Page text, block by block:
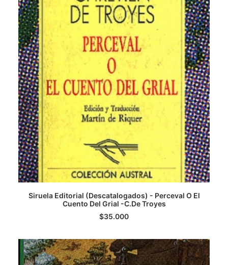
AGREGAR AL CARRITO
Siruela Editorial (Descatalogados) - Perceval O El
Cuento Del Grial -C.De Troyes
$35.000